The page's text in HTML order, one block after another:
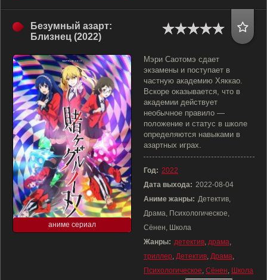
Безумный азарт:
Близнец (2022)
аниме сериал
Мэри Саотомэ сдает
экзамены и поступает в
частную академию Хяккао.
Вскоре оказывается, что в
академии действует
необычное правило —
положение и статус в школе
определяются навыками в
азартных играх.
Год: 2022
Дата выхода: 2022-08-04
Аниме жанры: Детектив,
Драма, Психологическое,
Сёнен, Школа
Жанры: детектив, драма,
триллер, Детектив, Драма,
Психологическое, Сёнен, Школа